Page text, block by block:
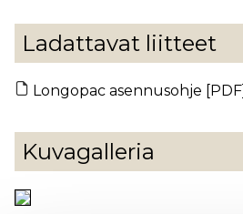
Kuvagalleria
Ladattavat liitteet
Longopac asennusohje [PDF]